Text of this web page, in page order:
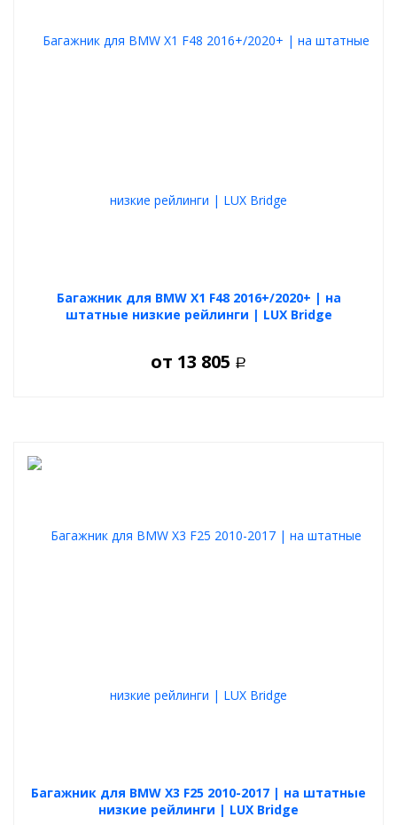
Багажник для BMW X1 F48 2016+/2020+ | на
штатные низкие рейлинги | LUX Bridge
от 13 805 Р
Багажник для BMW X3 F25 2010-2017 | на штатные
низкие рейлинги | LUX Bridge